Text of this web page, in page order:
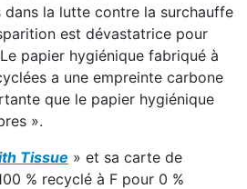
dans la lutte contre la surchauffe
est dévastatrice pour
papier hygiénique fabriqué à
a une empreinte carbone
que le papier hygiénique
».
Tissue » et sa carte de
% recyclé à F pour 0 %